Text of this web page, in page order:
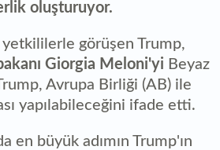
oluşturuyor.
görüşen Trump,
Giorgia Meloni'yi Beyaz
Avrupa Birliği (AB) ile
yapılabileceğini ifade etti.
en büyük adımın Trump'ın